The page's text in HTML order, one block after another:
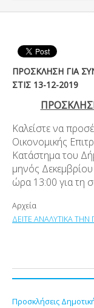
ΠΡΟΣΚΛΗΣΗ ΓΙΑ
ΣΤΙΣ 13-12-2019
Καλείστε να
Οικονομικής
Κατάστημα του
μηνός
ώρα 13:00 για τη
Αρχεία
ΔΕΙΤΕ ΑΝΑΛΥΤΙΚΑ
Προσκλήσεις